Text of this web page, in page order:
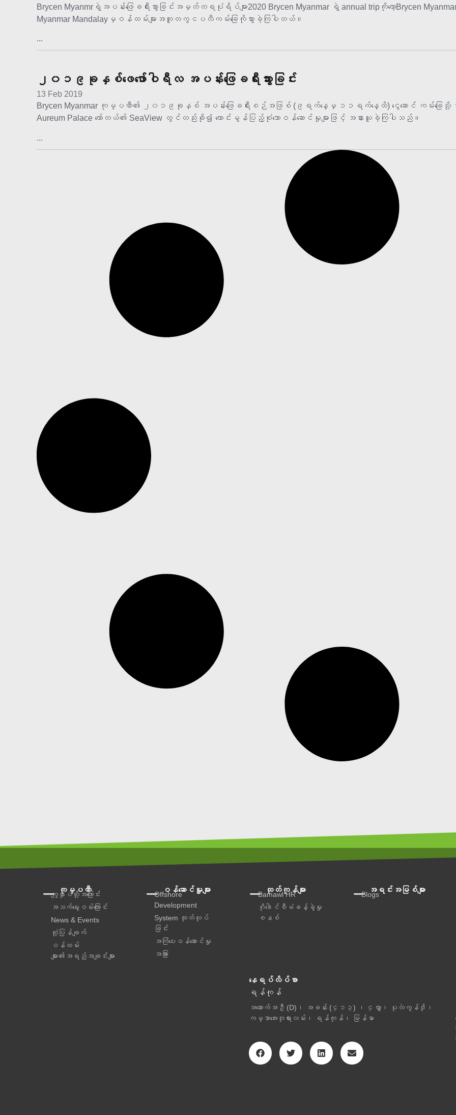
Brycen Myanmrရဲ့အပန်းဖြေခရီးသွားခြင်းအမှတ်တရပုံရိပ်များ2020 Brycen Myanmar ရဲ့ annual tripကိုတော့Brycen
Myanmar Mandalayမှဝန်ထမ်းများအတူတကွငပလီကမ်းခြေကိုသွားခဲ့ကြပါတယ်။
...
၂၀၁၉ခုနှစ်ဖေဖော်ဝါရီလ အပန်းဖြေခရီးသွားခြင်း
13 Feb 2019
Brycen Myanmar ကုမ္ပဏီ၏ ၂၀၁၉ခုနှစ် အပန်းဖြေခရီးစဉ်အဖြစ် (၉ရက်နေ့မှ ၁၁ရက်နေ့ထိ) ငွေဆောင် ကမ်းခြေသို့ သွ
Aureum Palace ဟော်တယ်၏ SeaView တွင်တည်းခို၍ ကောင်းမွန်ပြည့်စုံသောဝန်ဆောင်မှုများဖြင့် အနားယူခဲ့ကြပါသည်။
...
ကုမ္ပဏီ
ကျွန်ုပ်တို့အကြောင်း
အသက်မွေးဝမ်းကြောင်း
News & Events
တုံ့ပြန်ချက်
ဝန်ထမ်း
များ၏အရည်အချင်းများ
ဝန်ဆောင်မှူများ
Offshore
Development
System ထုတ်လုပ်
ခြင်း
အကြံပေးဝန်ဆောင်မှု‌
အခြား
ထုတ်ကုန်များ
Bamawl HR
ဂိုဒေါင်စီမံခန့်ခွဲမှု
စနစ်
အရင်းအမြစ်များ
Blogs
နေရပ်လိပ်စာ
ရန်ကုန်
အဆောက်အဦ (D)၊ အခန်း (၄၁၃) ၊ ၄လွှာ၊ ပုလဲကွန်ဒို၊
ကမ္ဘာအေးဘုရားလမ်း၊ ရန်ကုန်၊ မြန်မာ